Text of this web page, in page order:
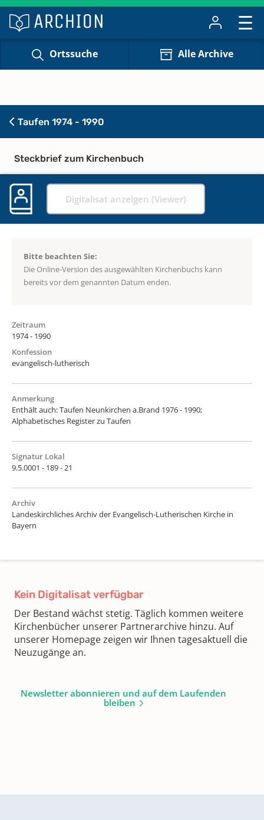
Ortssuche Alle Archive
Taufen 1974 - 1990
Steckbrief zum Kirchenbuch
Digitalisat anzeigen (Viewer)
Bitte beachten Sie:
Die Online-Version des ausgewählten Kirchenbuchs kann
bereits vor dem genannten Datum enden.
Zeitraum
1974 - 1990
Konfession
evangelisch-lutherisch
Anmerkung
Enthält auch: Taufen Neunkirchen a.Brand 1976 - 1990;
Alphabetisches Register zu Taufen
Signatur Lokal
9.5.0001 - 189 - 21
Archiv
Landeskirchliches Archiv der Evangelisch-Lutherischen Kirche in
Bayern
Kein Digitalisat verfügbar
Der Bestand wächst stetig. Täglich kommen weitere
Kirchenbücher unserer Partnerarchive hinzu. Auf
unserer Homepage zeigen wir Ihnen tagesaktuell die
Neuzugänge an.
Newsletter abonnieren und auf dem Laufenden
bleiben